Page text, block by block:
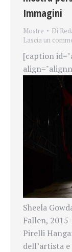
Immagini
Mostre Di
Lascia un
[caption
Sheela
Fallen,
Pirelli
dell’artista